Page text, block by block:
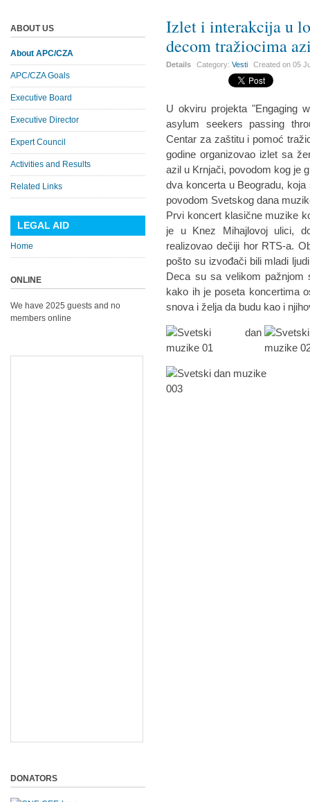
Izlet i interakcija u
decom tražiocima
Details Category:Vesti Created on05
U okviru projekta "Engaging
asylum seekers passing
Centar za zaštitu i pomoć
godine organizovao izlet sa
azil u Krnjači, povodom kog je
dva koncerta u Beogradu,
povodom Svetskog dana
Prvi koncert klasične muzike
je u Knez Mihajlovoj ulici,
realizovao dečiji hor RTS-a.
pošto su izvođači bili mladi
Deca su sa velikom pažnjom
kako ih je poseta koncertima
snova i želja da budu kao i
ABOUT US
About APC/CZA
APC/CZA Goals
Executive Board
Executive Director
Expert Council
Activities and Results
Related Links
LEGAL AID
Home
ONLINE
We have 2025 guests and no
members online
DONATORS